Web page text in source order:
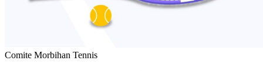
Comite Morbihan Tennis